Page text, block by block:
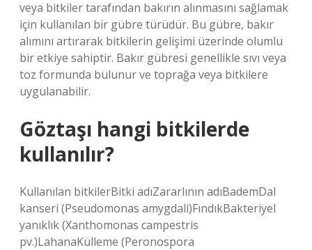
veya bitkiler tarafından bakırın alınmasını sağlamak
için kullanılan bir gübre türüdür. Bu gübre, bakır
alımını artırarak bitkilerin gelişimi üzerinde olumlu
bir etkiye sahiptir. Bakır gübresi genellikle sıvı veya
toz formunda bulunur ve toprağa veya bitkilere
uygulanabilir.
Göztaşı hangi bitkilerde
kullanılır?
Kullanılan bitkilerBitki adıZararlının adıBademDal
kanseri (Pseudomonas amygdali)FındıkBakteriyel
yanıklık (Xanthomonas campestris
pv.)LahanaKülleme (Peronospora